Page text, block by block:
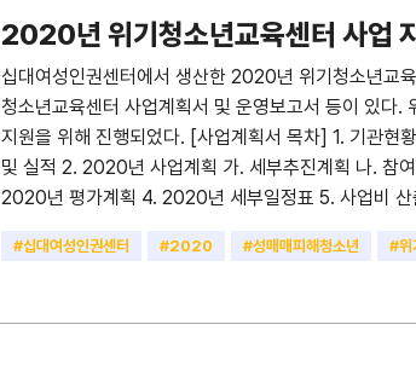
2020년 위기청소년교육센터 사업
십대여성인권센터에서 생산한 2020년 위기청소년교
청소년교육센터 사업계획서 및 운영보고서 등이 있다.
지원을 위해 진행되었다. [사업계획서 목차] 1. 기관현
및 실적 2. 2020년 사업계획 가. 세부추진계획 나. 참
2020년 평가계획 4. 2020년 세부일정표 5. 사업비
상담 및 사례관리 개요 2. 상담 및 사례관리 결과 2-1.
수사례 A 2. 우수사례 B IV. 유관기관 협력체계 구축
#십대여성인권센터 #2020 #성매매피해청소년
#위